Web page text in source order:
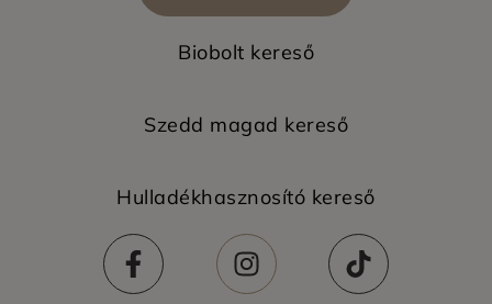
Biobolt kereső
Szedd magad kereső
Hulladékhasznosító kereső